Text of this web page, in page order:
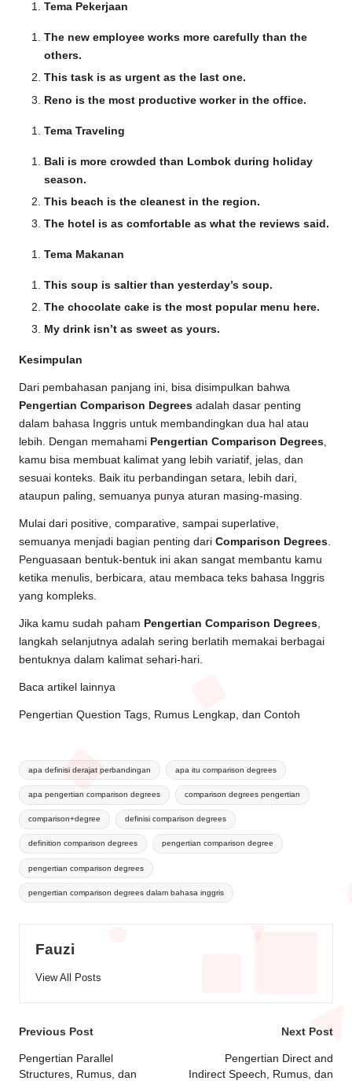
Tema Pekerjaan
The new employee works more carefully than the
others.
This task is as urgent as the last one.
Reno is the most productive worker in the office.
Tema Traveling
Bali is more crowded than Lombok during holiday
season.
This beach is the cleanest in the region.
The hotel is as comfortable as what the reviews said.
Tema Makanan
This soup is saltier than yesterday’s soup.
The chocolate cake is the most popular menu here.
My drink isn’t as sweet as yours.
Kesimpulan
Dari pembahasan panjang ini, bisa disimpulkan bahwa
Pengertian Comparison Degrees adalah dasar penting
dalam bahasa Inggris untuk membandingkan dua hal atau
lebih. Dengan memahami Pengertian Comparison Degrees,
kamu bisa membuat kalimat yang lebih variatif, jelas, dan
sesuai konteks. Baik itu perbandingan setara, lebih dari,
ataupun paling, semuanya punya aturan masing-masing.
Mulai dari positive, comparative, sampai superlative,
semuanya menjadi bagian penting dari Comparison Degrees.
Penguasaan bentuk-bentuk ini akan sangat membantu kamu
ketika menulis, berbicara, atau membaca teks bahasa Inggris
yang kompleks.
Jika kamu sudah paham Pengertian Comparison Degrees,
langkah selanjutnya adalah sering berlatih memakai berbagai
bentuknya dalam kalimat sehari-hari.
Baca artikel lainnya
Pengertian Question Tags, Rumus Lengkap, dan Contoh
apa definisi derajat perbandingan apa itu comparison degrees
apa pengertian comparison degrees comparison degrees pengertian
comparison+degree definisi comparison degrees
definition comparison degrees pengertian comparison degree
pengertian comparison degrees
pengertian comparison degrees dalam bahasa inggris
Fauzi
View All Posts
Previous Post
Pengertian Parallel
Structures, Rumus, dan
Next Post
Pengertian Direct and
Indirect Speech, Rumus, dan